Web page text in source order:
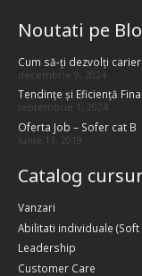
Noutati pe
Cum să-ți dezvolți
decembrie 9, 2024
Tendințe și Eficiență
septembrie 1, 2024
Oferta Job – Sofer cat B
iunie 11, 2019
Catalog
Vanzari
Abilitati individuale (Soft
Leadership
Customer Care